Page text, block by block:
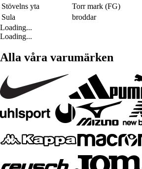
Stövelns yta
Torr mark (FG)
Sula
broddar
Loading...
Loading...
Alla våra varumärken